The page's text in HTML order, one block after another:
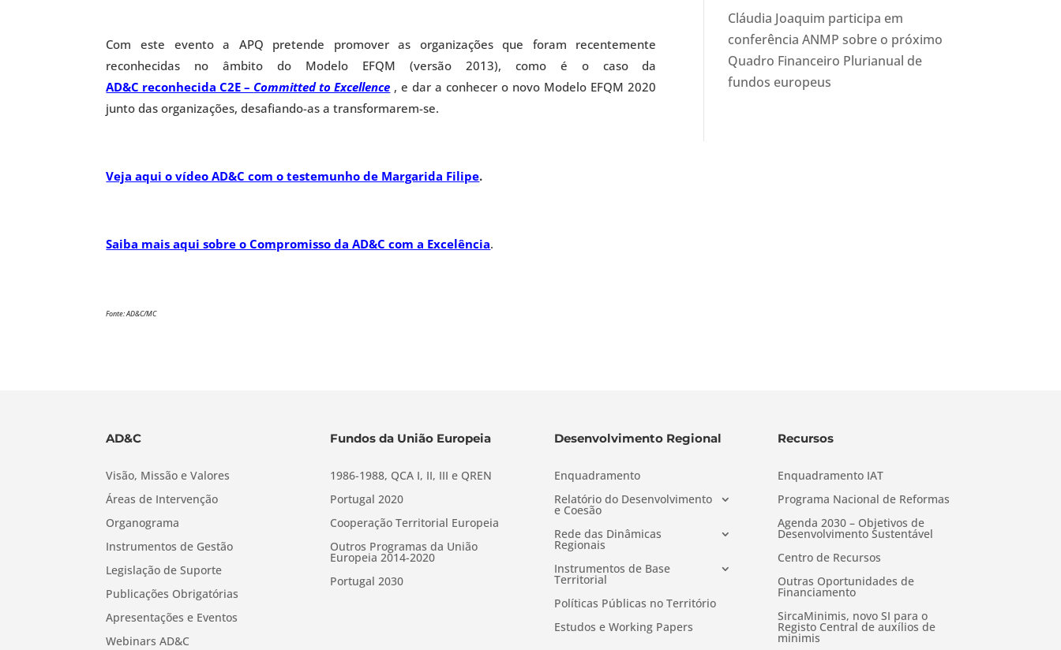
Com este evento a APQ pretende promover as organizações que foram recentemente
reconhecidas no âmbito do Modelo EFQM (versão 2013), como é o caso da
AD&C reconhecida C2E – Committed to Excellence , e dar a conhecer o novo Modelo EFQM 2020
junto das organizações, desafiando-as a transformarem-se.
Veja aqui o vídeo AD&C com o testemunho de Margarida Filipe.
Saiba mais aqui sobre o Compromisso da AD&C com a Excelência.
Fonte: AD&C/MC
Cláudia Joaquim participa em
conferência ANMP sobre o próximo
Quadro Financeiro Plurianual de
fundos europeus
AD&C
Visão, Missão e Valores
Áreas de Intervenção
Organograma
Instrumentos de Gestão
Legislação de Suporte
Publicações Obrigatórias
Apresentações e Eventos
Webinars AD&C
Fundos da União Europeia
1986-1988, QCA I, II, III e QREN
Portugal 2020
Cooperação Territorial Europeia
Outros Programas da União
Europeia 2014-2020
Portugal 2030
Desenvolvimento Regional
Enquadramento
Relatório do Desenvolvimento
e Coesão
Rede das Dinâmicas
Regionais
Instrumentos de Base
Territorial
Políticas Públicas no Território
Estudos e Working Papers
Recursos
Enquadramento IAT
Programa Nacional de Reformas
Agenda 2030 – Objetivos de
Desenvolvimento Sustentável
Centro de Recursos
Outras Oportunidades de
Financiamento
SircaMinimis, novo SI para o
Registo Central de auxílios de
minimis